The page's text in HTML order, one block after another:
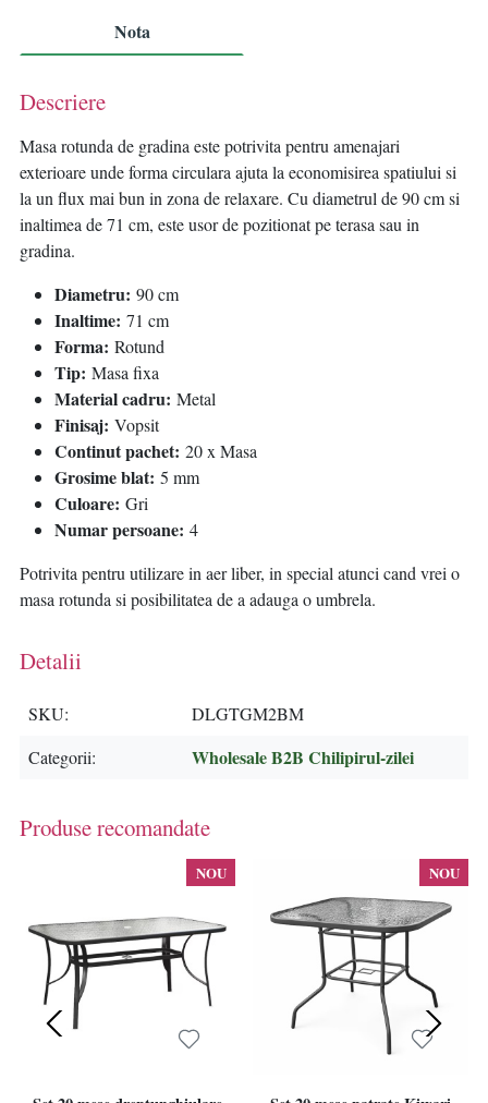
Nota
Descriere
Masa rotunda de gradina este potrivita pentru amenajari
exterioare unde forma circulara ajuta la economisirea spatiului si
la un flux mai bun in zona de relaxare. Cu diametrul de 90 cm si
inaltimea de 71 cm, este usor de pozitionat pe terasa sau in
gradina.
Diametru: 90 cm
Inaltime: 71 cm
Forma: Rotund
Tip: Masa fixa
Material cadru: Metal
Finisaj: Vopsit
Continut pachet: 20 x Masa
Grosime blat: 5 mm
Culoare: Gri
Numar persoane: 4
Potrivita pentru utilizare in aer liber, in special atunci cand vrei o
masa rotunda si posibilitatea de a adauga o umbrela.
Detalii
SKU
DLGTGM2BM
Categorii
Wholesale B2B Chilipirul-zilei
Produse recomandate
NOU NOU